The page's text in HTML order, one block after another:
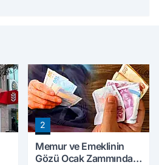
2
Memur ve Emeklinin
Gözü Ocak Zammında: